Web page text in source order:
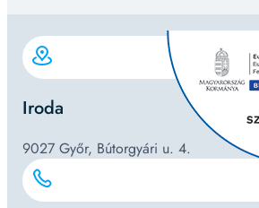
Iroda
9027 Győr, Bútorgyári u. 4.